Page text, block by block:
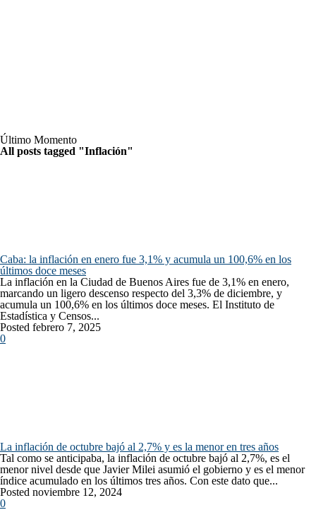
Último Momento
All posts tagged "Inflación"
Caba: la inflación en enero fue 3,1% y acumula un 100,6% en los
últimos doce meses
La inflación en la Ciudad de Buenos Aires fue de 3,1% en enero,
marcando un ligero descenso respecto del 3,3% de diciembre, y
acumula un 100,6% en los últimos doce meses. El Instituto de
Estadística y Censos...
Posted febrero 7, 2025
0
La inflación de octubre bajó al 2,7% y es la menor en tres años
Tal como se anticipaba, la inflación de octubre bajó al 2,7%, es el
menor nivel desde que Javier Milei asumió el gobierno y es el menor
índice acumulado en los últimos tres años. Con este dato que...
Posted noviembre 12, 2024
0